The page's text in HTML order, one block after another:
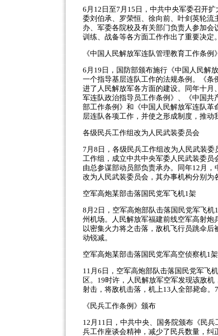
6月12日至7月15日，中共中央军委召开
委刘伯承、罗荣恒、徐向前、叶剑英轮
办、军委各院校及有关部门负责人参加
训练、战备等各方面工作作出了重要决定
《中国人民解放军连队管理教育工作条例
6月19日，国防部颁布施行《中国人民解
一个指导基层连队工作的法规条例。《
进了人民解放军各方面的建设。同年十
军连队政治指导员工作条例》、《中国
部工作条例》和《中国人民解放军连队
层连队各项工作，并使之形成制度，推动
各级民兵工作组改为人民武装委员会
7月8日，各级民兵工作组改为人民武装
工作组，成立中共中央军委人民武装委
由总参谋部动员部负责承办。同年12月
改为人民武装委员会，其办事机构分别
空军高炮某部击落国民党军飞机1架
8月2日，空军高炮部队击落国民党军飞
州机场。人民解放军福建前线空军高射
以密集火力将之击落，敌机飞行员跳伞
动锐减。
空军高炮某部击落国民党军高空侦察机1架
11月6日，空军高炮部队击落国民党军飞
区。19时许，人民解放军空军发现该敌
射击，将敌机击落，机上13人全部毙命
《民兵工作条例》颁布
12月11日，中共中央、国务院颁布《民
兵工作座谈会精神，减少了民兵数量，